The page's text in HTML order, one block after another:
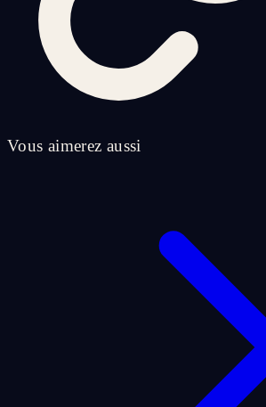
Vous aimerez aussi